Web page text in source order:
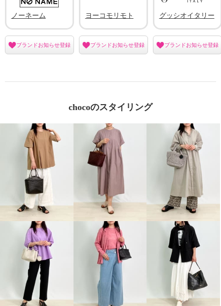
ノーネーム
ブランドお知らせ登録
ヨーコモリモト
ブランドお知らせ登録
グッシオイタリー
ブランドお知らせ登録
chocoのスタイリング